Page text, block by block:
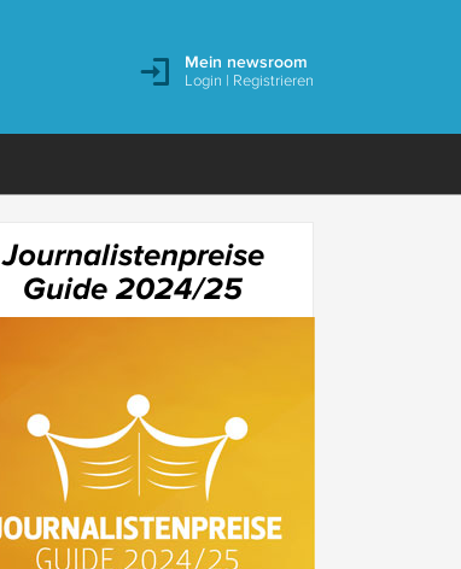
Mein newsroom
Login | Registrieren
Journalistenpreise
Guide 2024/25